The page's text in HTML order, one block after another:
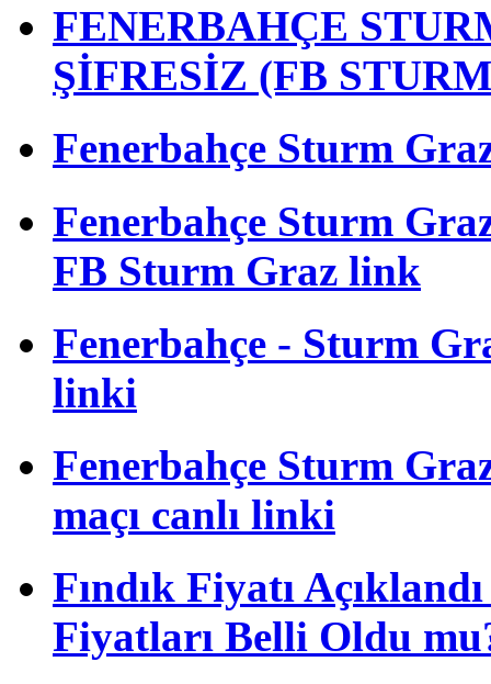
FENERBAHÇE
ŞİFRESİZ (FB
Fenerbahçe Sturm
Fenerbahçe Sturm
FB Sturm Graz link
Fenerbahçe - Sturm
linki
Fenerbahçe Sturm
maçı canlı linki
Fındık Fiyatı
Fiyatları Belli Oldu